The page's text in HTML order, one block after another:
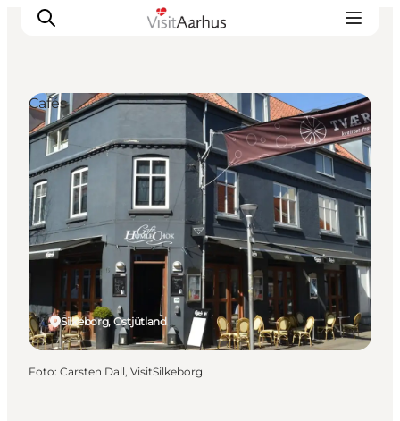
Sehen und erleben
Veranstaltungen
Städte und Regionen
Reiseplanung
Transport
Silkeborg, Ostjütland
Cafés
Foto: Carsten Dall, VisitSilkeborg